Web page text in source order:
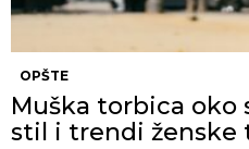
OPŠTE
Muška torbica oko
stil i trendi ženske